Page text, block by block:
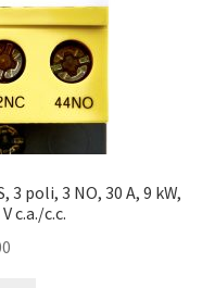
poli, 3 NO, 30 A, 9 kW,
c.a./c.c.